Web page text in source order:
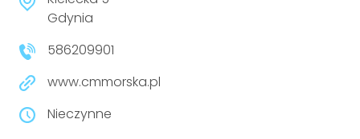
niepełnosprawnościami
Prawo
Prawa osób z niepełnosprawnościami
Aktualności
Urządzenia IoT
Gdynia
586209901
www.cmmorska.pl
Nieczynne